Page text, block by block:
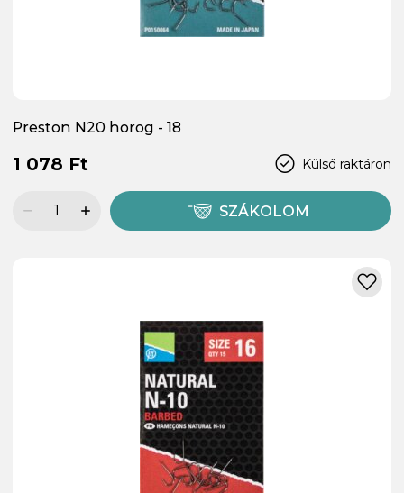
Preston N20 horog - 18
Külső raktáron
1 078 Ft
SZÁKOLOM